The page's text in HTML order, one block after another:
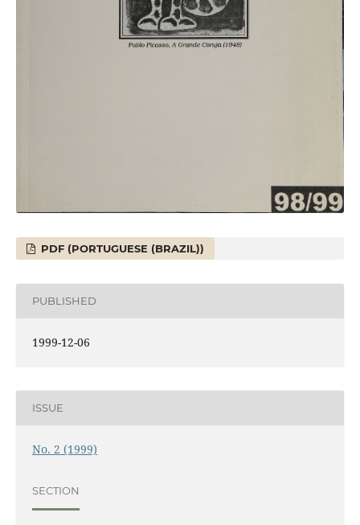
PDF (PORTUGUESE (BRAZIL))
PUBLISHED
1999-12-06
ISSUE
No. 2 (1999)
SECTION